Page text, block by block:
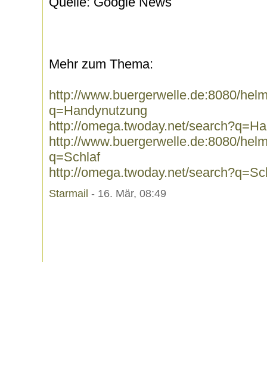
Mehr zum Thema:
http://www.buergerwelle.de:8080/
q=Handynutzung
http://omega.twoday.net/
http://www.buergerwelle.de:8080/
q=Schlaf
http://omega.twoday.net/
Starmail - 16. Mär, 08:49